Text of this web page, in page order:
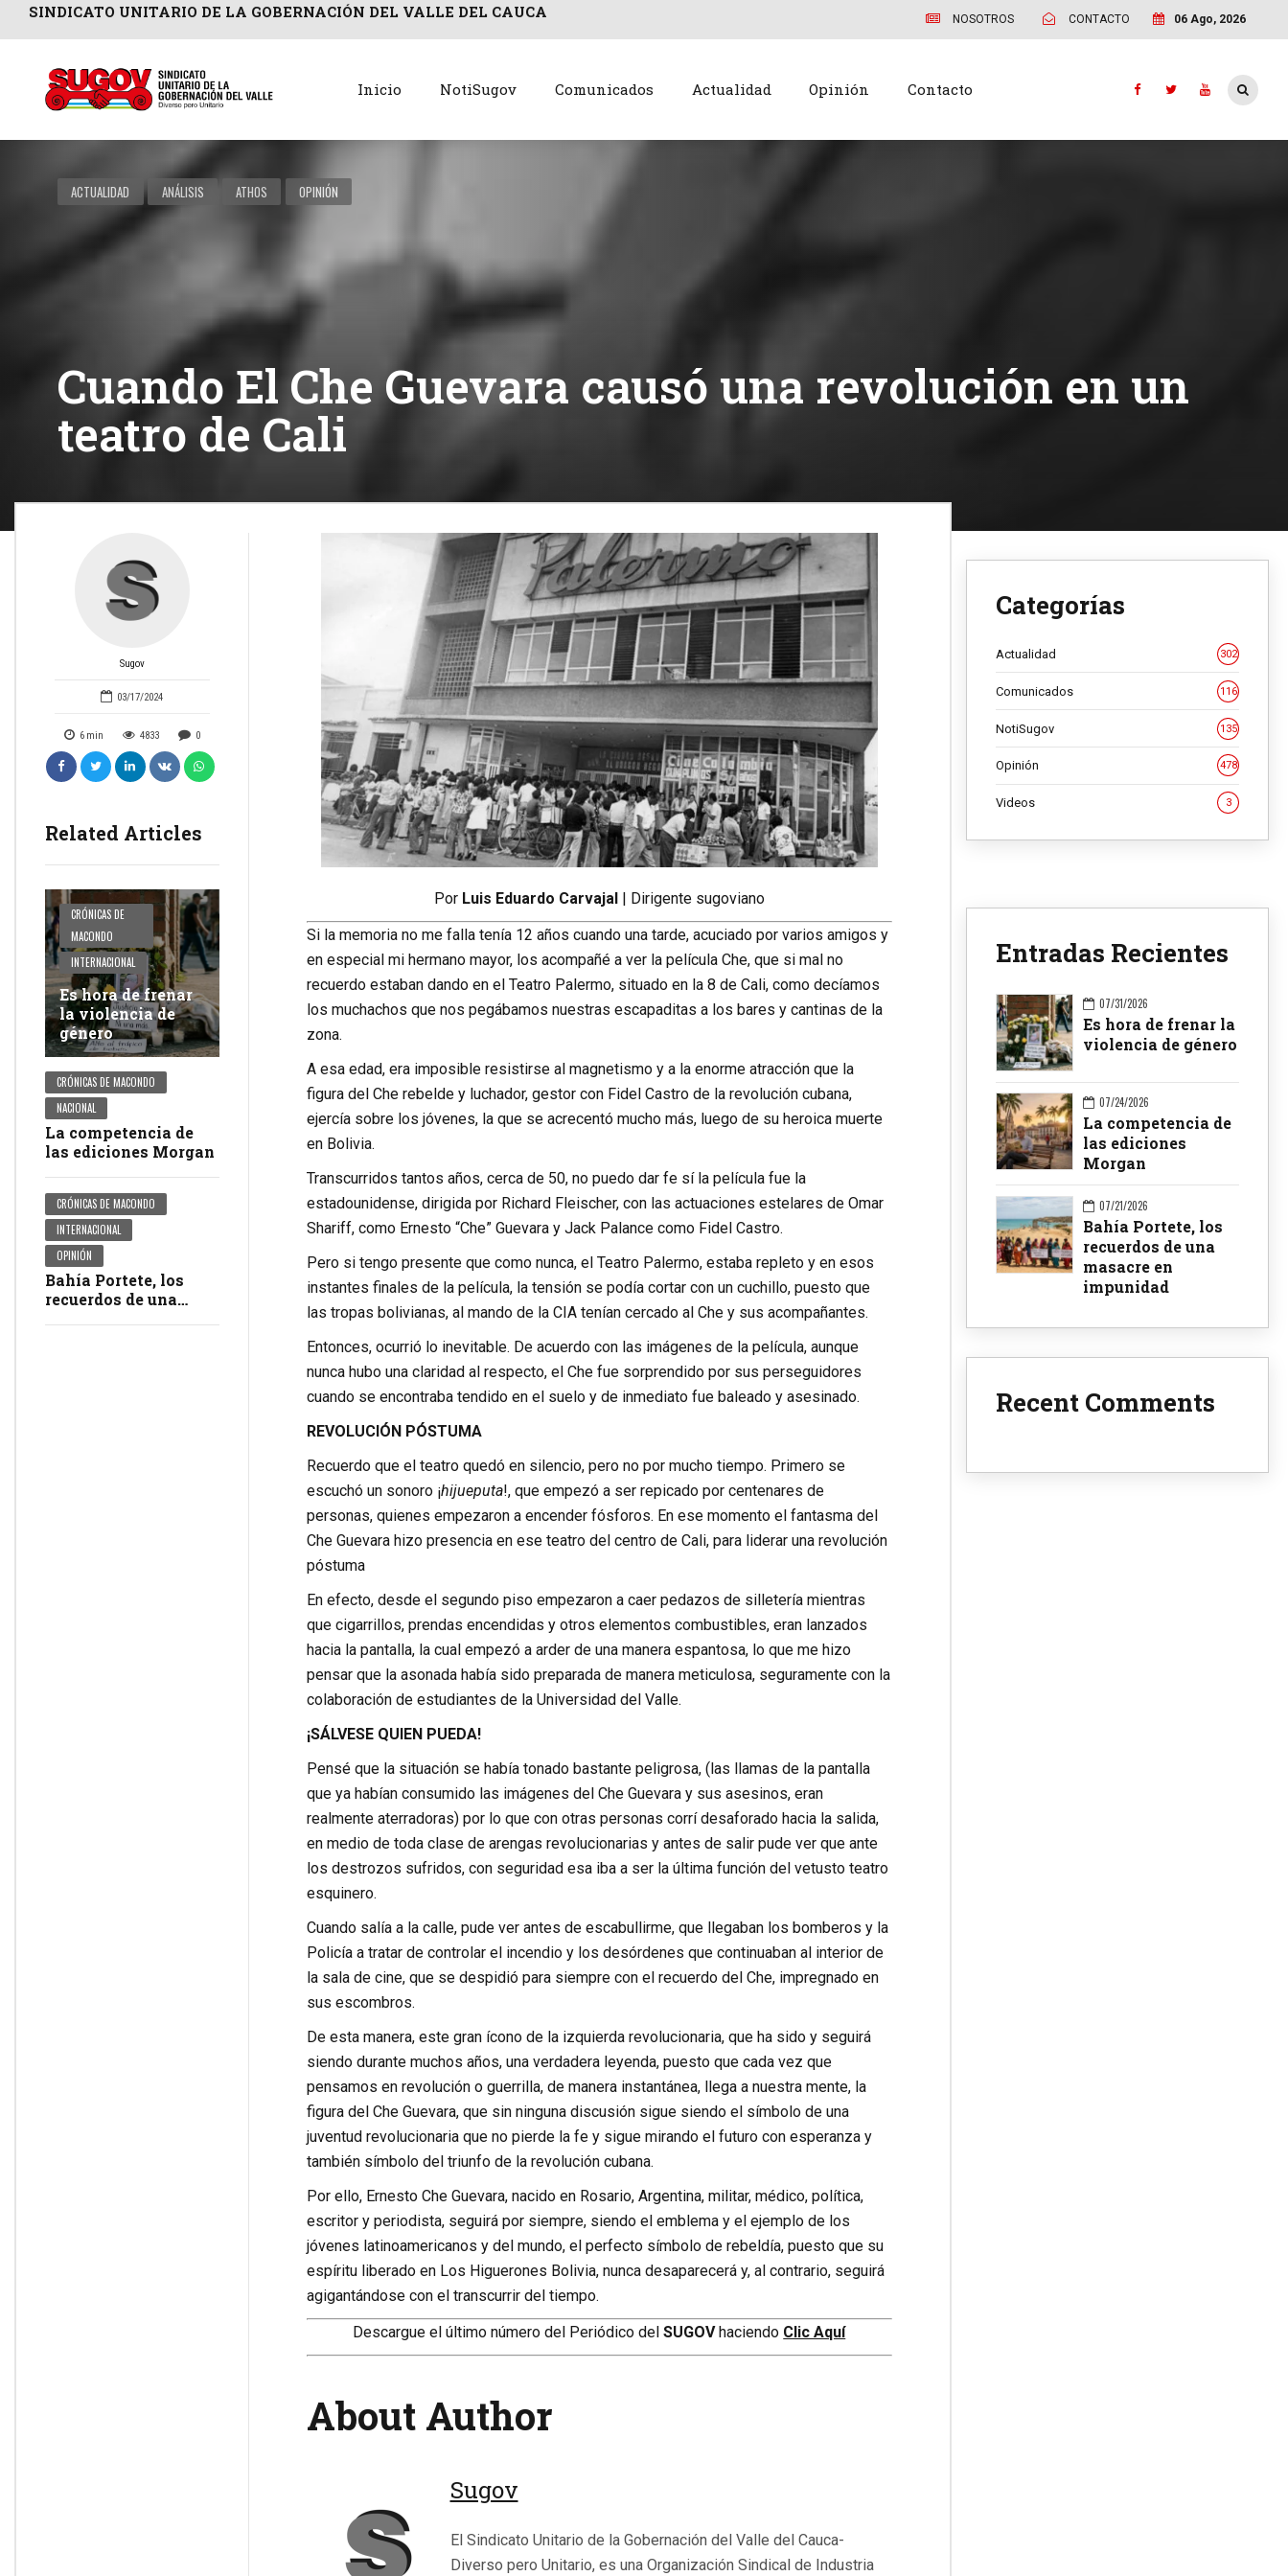
SINDICATO UNITARIO DE LA GOBERNACIÓN DEL VALLE DEL CAUCA NOSOTROS CONTACTO 06 Ago, 2026
Inicio NotiSugov Comunicados Actualidad Opinión Contacto
ACTUALIDAD ANÁLISIS ATHOS OPINIÓN
Cuando El Che Guevara causó una revolución en un
teatro de Cali
Sugov
03/17/2024
6 min 4833 0
Related Articles
CRÓNICAS DE
MACONDO
INTERNACIONAL
Es hora de frenar
la violencia de
género
CRÓNICAS DE MACONDO
NACIONAL
La competencia de
las ediciones Morgan
CRÓNICAS DE MACONDO
INTERNACIONAL
OPINIÓN
Bahía Portete, los
recuerdos de una
Por Luis Eduardo Carvajal| Dirigente sugoviano
Si la memoria no me falla tenía 12 años cuando una tarde, acuciado por varios amigos y
en especial mi hermano mayor, los acompañé a ver la película Che, que si mal no
recuerdo estaban dando en el Teatro Palermo, situado en la 8 de Cali, como decíamos
los muchachos que nos pegábamos nuestras escapaditas a los bares y cantinas de la
zona.
A esa edad, era imposible resistirse al magnetismo y a la enorme atracción que la
figura del Che rebelde y luchador, gestor con Fidel Castro de la revolución cubana,
ejercía sobre los jóvenes, la que se acrecentó mucho más, luego de su heroica muerte
en Bolivia.
Transcurridos tantos años, cerca de 50, no puedo dar fe sí la película fue la
estadounidense, dirigida por Richard Fleischer, con las actuaciones estelares de Omar
Shariff, como Ernesto “Che” Guevara y Jack Palance como Fidel Castro.
Pero si tengo presente que como nunca, el Teatro Palermo, estaba repleto y en esos
instantes finales de la película, la tensión se podía cortar con un cuchillo, puesto que
las tropas bolivianas, al mando de la CIA tenían cercado al Che y sus acompañantes.
Entonces, ocurrió lo inevitable. De acuerdo con las imágenes de la película, aunque
nunca hubo una claridad al respecto, el Che fue sorprendido por sus perseguidores
cuando se encontraba tendido en el suelo y de inmediato fue baleado y asesinado.
REVOLUCIÓN PÓSTUMA
Recuerdo que el teatro quedó en silencio, pero no por mucho tiempo. Primero se
escuchó un sonoro ¡hijueputa!, que empezó a ser repicado por centenares de
personas, quienes empezaron a encender fósforos. En ese momento el fantasma del
Che Guevara hizo presencia en ese teatro del centro de Cali, para liderar una revolución
póstuma
En efecto, desde el segundo piso empezaron a caer pedazos de silletería mientras
que cigarrillos, prendas encendidas y otros elementos combustibles, eran lanzados
hacia la pantalla, la cual empezó a arder de una manera espantosa, lo que me hizo
pensar que la asonada había sido preparada de manera meticulosa, seguramente con la
colaboración de estudiantes de la Universidad del Valle.
¡SÁLVESE QUIEN PUEDA!
Pensé que la situación se había tonado bastante peligrosa, (las llamas de la pantalla
que ya habían consumido las imágenes del Che Guevara y sus asesinos, eran
realmente aterradoras) por lo que con otras personas corrí desaforado hacia la salida,
en medio de toda clase de arengas revolucionarias y antes de salir pude ver que ante
los destrozos sufridos, con seguridad esa iba a ser la última función del vetusto teatro
esquinero.
Cuando salía a la calle, pude ver antes de escabullirme, que llegaban los bomberos y la
Policía a tratar de controlar el incendio y los desórdenes que continuaban al interior de
la sala de cine, que se despidió para siempre con el recuerdo del Che, impregnado en
sus escombros.
De esta manera, este gran ícono de la izquierda revolucionaria, que ha sido y seguirá
siendo durante muchos años, una verdadera leyenda, puesto que cada vez que
pensamos en revolución o guerrilla, de manera instantánea, llega a nuestra mente, la
figura del Che Guevara, que sin ninguna discusión sigue siendo el símbolo de una
juventud revolucionaria que no pierde la fe y sigue mirando el futuro con esperanza y
también símbolo del triunfo de la revolución cubana.
Por ello, Ernesto Che Guevara, nacido en Rosario, Argentina, militar, médico, política,
escritor y periodista, seguirá por siempre, siendo el emblema y el ejemplo de los
jóvenes latinoamericanos y del mundo, el perfecto símbolo de rebeldía, puesto que su
espíritu liberado en Los Higuerones Bolivia, nunca desaparecerá y, al contrario, seguirá
agigantándose con el transcurrir del tiempo.
Descargue el último número del Periódico delSUGOVhaciendo Clic Aquí
About Author
Sugov
El Sindicato Unitario de la Gobernación del Valle del Cauca-
Diverso pero Unitario, es una Organización Sindical de Industria
Categorías
Actualidad 302
Comunicados 116
NotiSugov 135
Opinión 478
Videos 3
Entradas Recientes
07/31/2026
Es hora de frenar la
violencia de género
07/24/2026
La competencia de
las ediciones
Morgan
07/21/2026
Bahía Portete, los
recuerdos de una
masacre en
impunidad
Recent Comments